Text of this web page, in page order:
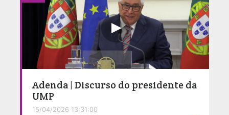
Adenda | Discurso do presidente da
UMP
15/04/2026 13:31:00